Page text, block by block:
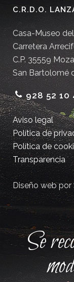
C.R.D.O.
Casa-Museo
Carretera
C.P. 35559
San Bartolomé
928 52 10
Aviso legal
Política de
Política de
Transparencia
Diseño web por
Se